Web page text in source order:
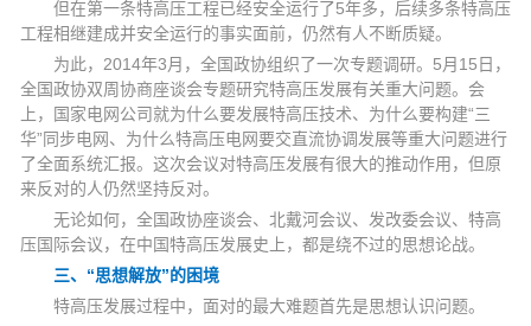
但在第一条特高压工程已经安全运行了5年多，后续多条特高压
工程相继建成并安全运行的事实面前，仍然有人不断质疑。
为此，2014年3月，全国政协组织了一次专题调研。5月15日，
全国政协双周协商座谈会专题研究特高压发展有关重大问题。会
上，国家电网公司就为什么要发展特高压技术、为什么要构建“三
华”同步电网、为什么特高压电网要交直流协调发展等重大问题进行
了全面系统汇报。这次会议对特高压发展有很大的推动作用，但原
来反对的人仍然坚持反对。
无论如何，全国政协座谈会、北戴河会议、发改委会议、特高
压国际会议，在中国特高压发展史上，都是绕不过的思想论战。
三、“思想解放”的困境
特高压发展过程中，面对的最大难题首先是思想认识问题。